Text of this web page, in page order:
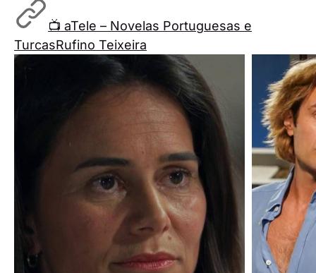
📺 aTele – Novelas Portuguesas e
TurcasRufino Teixeira